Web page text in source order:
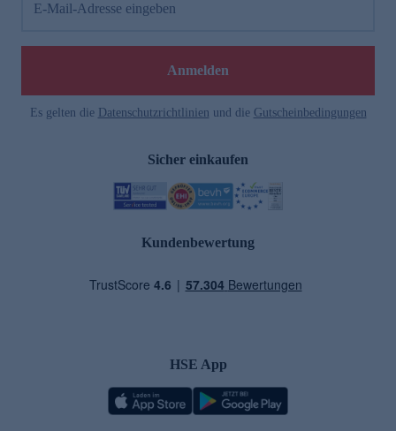
E-Mail-Adresse eingeben
Anmelden
Es gelten die Datenschutzrichtlinien und die Gutscheinbedingungen
Sicher einkaufen
Kundenbewertung
HSE App